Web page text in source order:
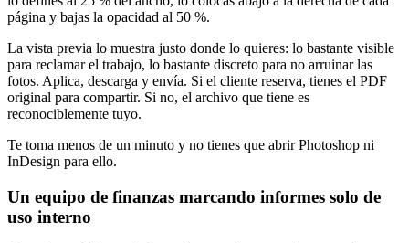
página y bajas la opacidad al 50 %.
La vista previa lo muestra justo donde lo quieres: lo bastante visible
para reclamar el trabajo, lo bastante discreto para no arruinar las
fotos. Aplica, descarga y envía. Si el cliente reserva, tienes el PDF
original para compartir. Si no, el archivo que tiene es
reconociblemente tuyo.
Te toma menos de un minuto y no tienes que abrir Photoshop ni
InDesign para ello.
Un equipo de finanzas marcando informes solo de
uso interno